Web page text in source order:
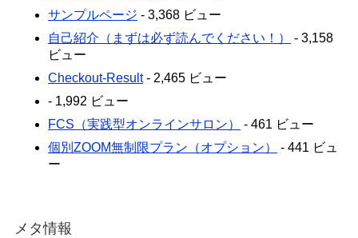
サンプルページ - 3,368 ビュー
自己紹介（まずは必ず読んでください！）
- 3,158
ビュー
Checkout-Result- 2,465 ビュー
- 1,992 ビュー
FCS（実践型オンラインサロン）
- 461 ビュー
個別ZOOM無制限プラン（オプション）
- 441 ビュ
ー
メタ情報